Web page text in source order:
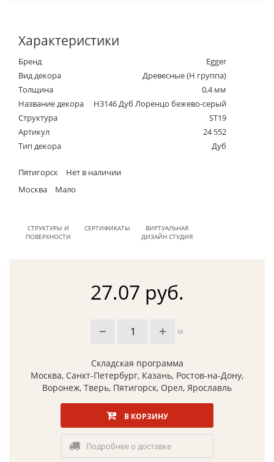
Характеристики
Бренд
Egger
Вид декора
Древесные (Н группа)
Толщина
0,4 мм
Название декора
H3146 Дуб Лоренцо бежево-серый
Структура
ST19
Артикул
24 552
Тип декора
Дуб
Пятигорск
Нет в наличии
Москва
Мало
СТРУКТУРЫ И
ПОВЕРХНОСТИ
СЕРТИФИКАТЫ
ВИРТУАЛЬНАЯ
ДИЗАЙН СТУДИЯ
27.07 руб.
м
Складская программа
Москва, Санкт-Петербург, Казань, Ростов-на-Дону,
Воронеж, Тверь, Пятигорск, Орел, Ярославль
В КОРЗИНУ
Подробнее о доставке